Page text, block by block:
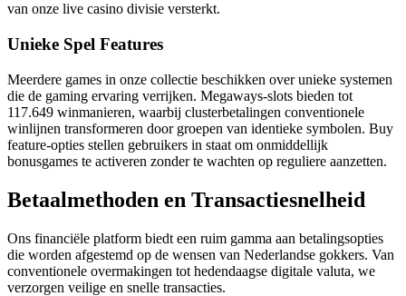
van onze live casino divisie versterkt.
Unieke Spel Features
Meerdere games in onze collectie beschikken over unieke systemen
die de gaming ervaring verrijken. Megaways-slots bieden tot
117.649 winmanieren, waarbij clusterbetalingen conventionele
winlijnen transformeren door groepen van identieke symbolen. Buy
feature-opties stellen gebruikers in staat om onmiddellijk
bonusgames te activeren zonder te wachten op reguliere aanzetten.
Betaalmethoden en Transactiesnelheid
Ons financiële platform biedt een ruim gamma aan betalingsopties
die worden afgestemd op de wensen van Nederlandse gokkers. Van
conventionele overmakingen tot hedendaagse digitale valuta, we
verzorgen veilige en snelle transacties.